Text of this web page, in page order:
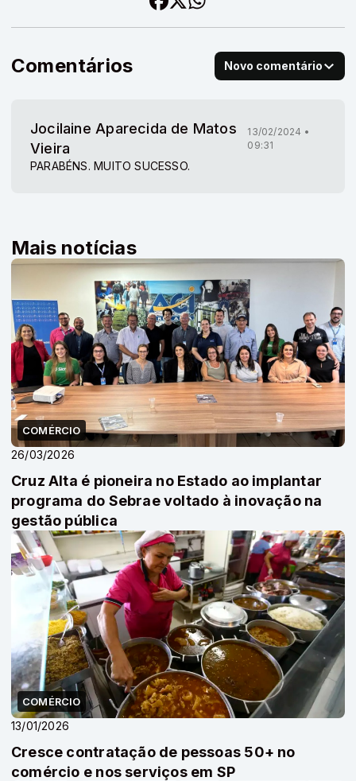
Comentários Novo comentário
PARABÉNS. MUITO SUCESSO.
Jocilaine Aparecida de Matos
Vieira
13/02/2024 •
09:31
Mais notícias
COMÉRCIO
26/03/2026
Cruz Alta é pioneira no Estado ao implantar
programa do Sebrae voltado à inovação na
gestão pública
COMÉRCIO
13/01/2026
Cresce contratação de pessoas 50+ no
comércio e nos serviços em SP